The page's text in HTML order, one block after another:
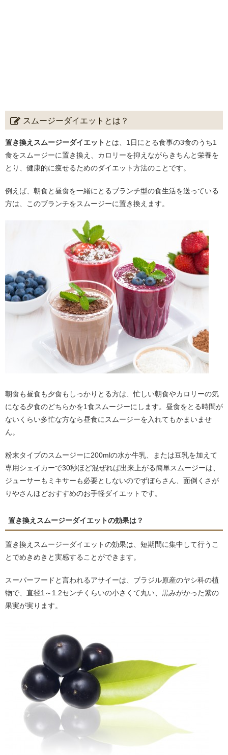
スムージーダイエットとは？
置き換えスムージーダイエット とは、1日にとる食事の3食のうち1
食をスムージーに置き換え、カロリーを抑えながらきちんと栄養を
とり、健康的に痩せるためのダイエット方法のことです。
例えば、朝食と昼食を一緒にとるブランチ型の食生活を送っている
方は、このブランチをスムージーに置き換えます。
朝食も昼食も夕食もしっかりとる方は、忙しい朝食やカロリーの気
になる夕食のどちらかを1食スムージーにします。昼食をとる時間が
ないくらい多忙な方なら昼食にスムージーを入れてもかまいませ
ん。
粉末タイプのスムージーに200mlの水か牛乳、または豆乳を加えて
専用シェイカーで30秒ほど混ぜれば出来上がる簡単スムージーは、
ジューサーもミキサーも必要としないのでずぼらさん、面倒くさが
りやさんほどおすすめのお手軽ダイエットです。
置き換えスムージーダイエットの効果は？
置き換えスムージーダイエットの効果は、短期間に集中して行うこ
とでめきめきと実感することができます。
スーパーフードと言われるアサイーは、ブラジル原産のヤシ科の植
物で、直径1～1.2センチくらいの小さくて丸い、黒みがかった紫の
果実が実ります。